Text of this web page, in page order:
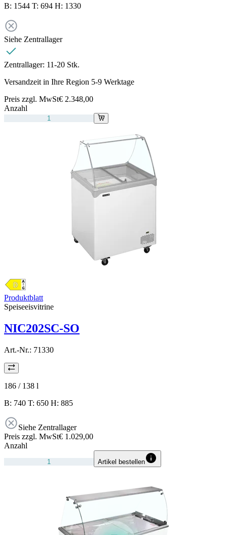
B: 1544 T: 694 H: 1330
Siehe Zentrallager
Zentrallager: 11-20 Stk.
Versandzeit in Ihre Region 5-9 Werktage
Preis zzgl. MwSt€ 2.348,00
Anzahl
Produktblatt
Speiseeisvitrine
NIC202SC-SO
Art.-Nr.: 71330
186 / 138 l
B: 740 T: 650 H: 885
Siehe Zentrallager
Preis zzgl. MwSt€ 1.029,00
Anzahl
Artikel bestellen